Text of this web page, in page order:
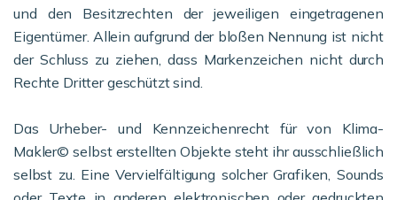
und den Besitzrechten der jeweiligen eingetragenen
Eigentümer. Allein aufgrund der bloßen Nennung ist nicht
der Schluss zu ziehen, dass Markenzeichen nicht durch
Rechte Dritter geschützt sind.
Das Urheber- und Kennzeichenrecht für von Klima-
Makler© selbst erstellten Objekte steht ihr ausschließlich
selbst zu. Eine Vervielfältigung solcher Grafiken, Sounds